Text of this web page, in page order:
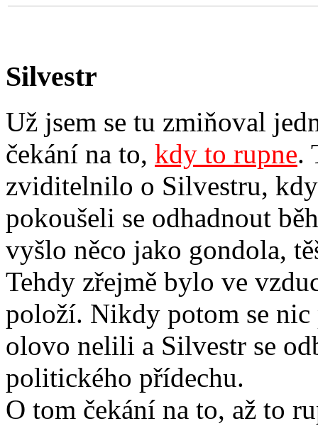
Silvestr
Už jsem se tu zmiňoval
čekání na to, kdy to rupne.
zviditelnilo o Silvestru,
pokoušeli se odhadnout
vyšlo něco jako gondola,
Tehdy zřejmě bylo ve
položí. Nikdy potom se nic
olovo nelili a Silvestr se
politického přídechu.
O tom čekání na to, až to